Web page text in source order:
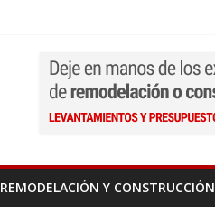
REMODELACIÓN Y CONSTRUCCIÓN